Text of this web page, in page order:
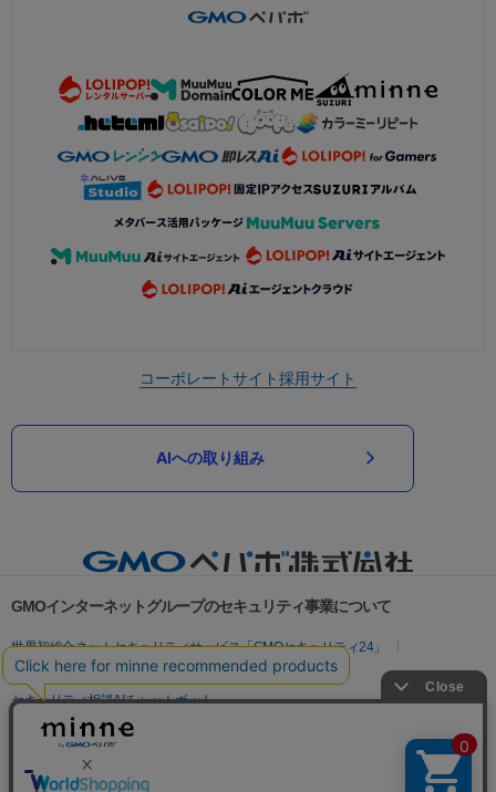
コーポレートサイト採用サイト
AIへの取り組み
GMOインターネットグループのセキュリティ事業について
世界初総合ネットセキュリティサービス「GMOセキュリティ24」
パスワード漏洩診断
Webサイトリスク診断
セキュリティ相談AIチャットボット
実在証明・盗聴対策
サイバー攻撃対策（GMO Flatt Security）